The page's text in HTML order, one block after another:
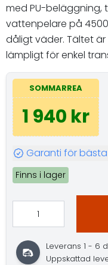
med PU-beläggning,
vattenpelare på
dåligt väder. Tältet
lämpligt för enkel
SOMMARREA
1 940 kr
Garanti för
Finns i lager
Leverans 1 - 6
Uppskattad